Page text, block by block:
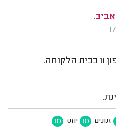
אביב.
זמנים 10 יחס 10